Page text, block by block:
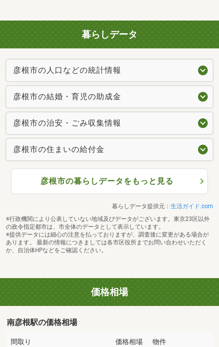
暮らしデータ
彦根市の人口などの統計情報
彦根市の結婚・育児の助成金
彦根市の治安・ごみ収集情報
彦根市の住まいの給付金
彦根市の暮らしデータをもっと見る
暮らしデータ提供元： 生活ガイド.com
※行政機関により公表していない地域及びデータがございます。東京23区以外
の政令指定都市は、市全体のデータとして表示しています。
※提供データには細心の注意を払っておりますが、調査後に変更がある場合が
あります。 最新の情報につきましては各市区役所までお問い合わせいただく
か、自治体HPなどをご確認ください。
価格相場
南彦根駅の価格相場
間取り 価格相場 物件